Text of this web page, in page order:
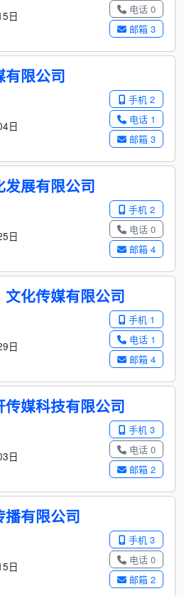
电话 0
邮箱 3
日
有限公司
手机 2
电话 1
邮箱 3
日
展有限公司
手机 2
电话 0
邮箱 4
日
化传媒有限公司
手机 1
电话 1
邮箱 4
日
媒科技有限公司
手机 3
电话 0
邮箱 2
日
有限公司
手机 3
电话 0
邮箱 2
日